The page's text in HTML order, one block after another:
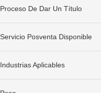
Proceso De Dar Un Título
Servicio Posventa Disponible
Industrias Aplicables